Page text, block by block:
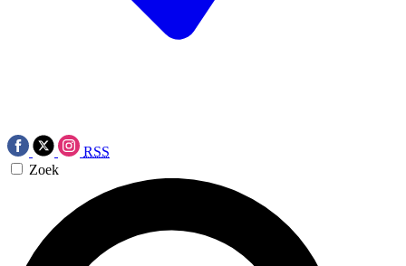
RSS
Zoek